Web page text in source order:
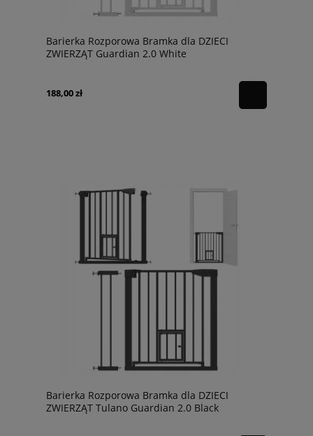
Barierka Rozporowa Bramka dla DZIECI
ZWIERZĄT Guardian 2.0 White
188,00 zł
Barierka Rozporowa Bramka dla DZIECI
ZWIERZĄT Tulano Guardian 2.0 Black